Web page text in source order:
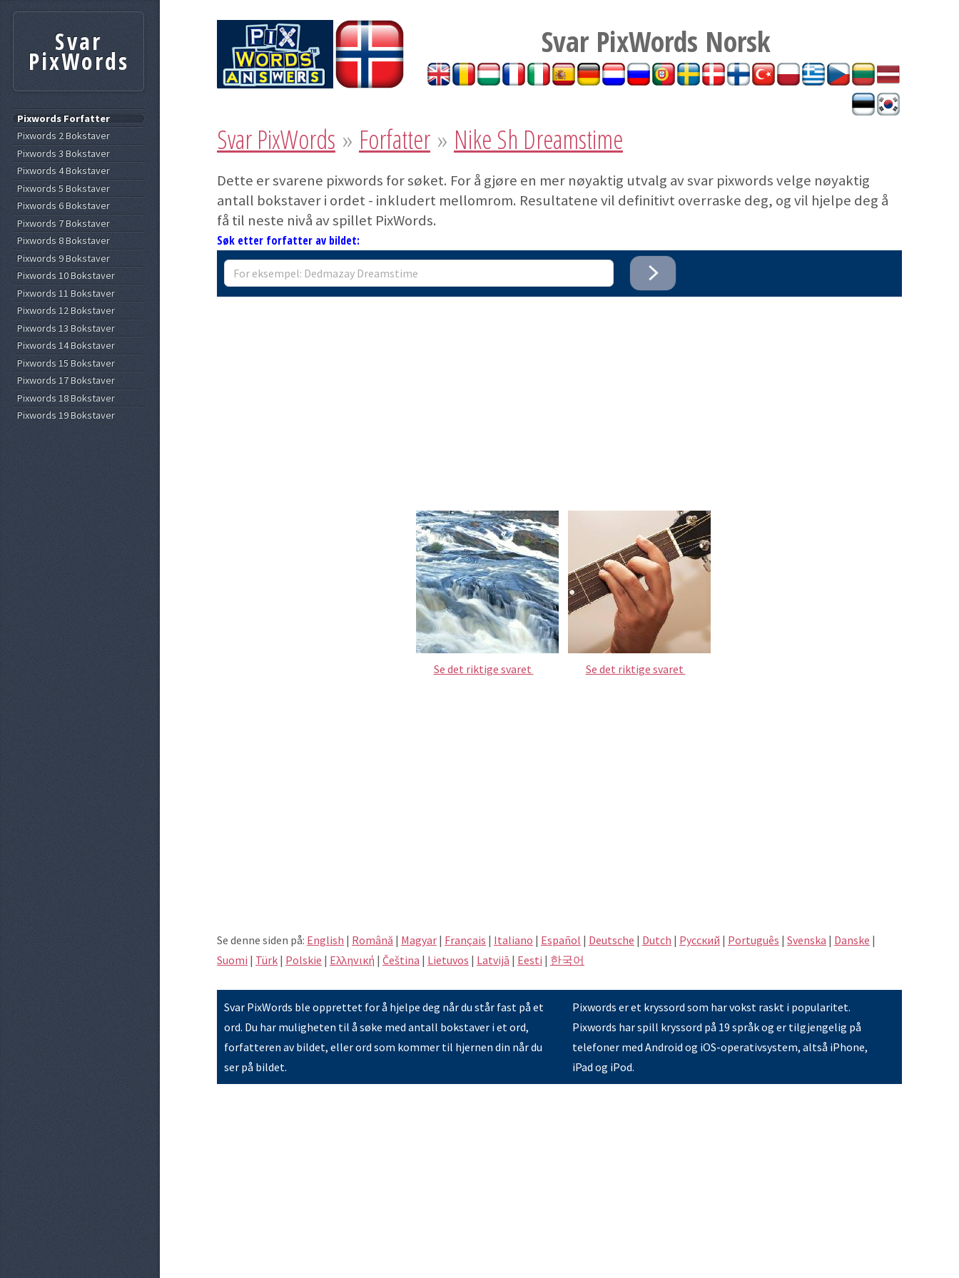
Svar PixWords Norsk
Svar PixWords » Forfatter » Nike Sh Dreamstime
Dette er svarene pixwords for søket. For å gjøre en mer nøyaktig utvalg av svar pixwords velge nøyaktig
antall bokstaver i ordet - inkludert mellomrom. Resultatene vil definitivt overraske deg, og vil hjelpe deg å
få til neste nivå av spillet PixWords.
Søk etter forfatter av bildet:
Se det riktige svaret Se det riktige svaret
Se denne siden på: English | Română | Magyar | Français | Italiano | Español | Deutsche | Dutch | Pусский | Português | Svenska | Danske |
Suomi | Türk | Polskie | Eλληνική | Čeština | Lietuvos | Latvijā | Eesti | 한국어
Svar PixWords ble opprettet for å hjelpe deg når du står fast på et
ord. Du har muligheten til å søke med antall bokstaver i et ord,
forfatteren av bildet, eller ord som kommer til hjernen din når du
ser på bildet.
Pixwords er et kryssord som har vokst raskt i popularitet.
Pixwords har spill kryssord på 19 språk og er tilgjengelig på
telefoner med Android og iOS-operativsystem, altså iPhone,
iPad og iPod.
Svar
PixWords
Pixwords Forfatter
Pixwords 2 Bokstaver
Pixwords 3 Bokstaver
Pixwords 4 Bokstaver
Pixwords 5 Bokstaver
Pixwords 6 Bokstaver
Pixwords 7 Bokstaver
Pixwords 8 Bokstaver
Pixwords 9 Bokstaver
Pixwords 10 Bokstaver
Pixwords 11 Bokstaver
Pixwords 12 Bokstaver
Pixwords 13 Bokstaver
Pixwords 14 Bokstaver
Pixwords 15 Bokstaver
Pixwords 17 Bokstaver
Pixwords 18 Bokstaver
Pixwords 19 Bokstaver